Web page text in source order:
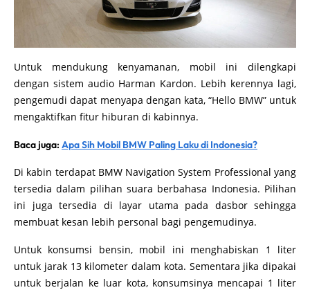
Untuk mendukung kenyamanan, mobil ini dilengkapi
dengan sistem audio Harman Kardon. Lebih kerennya lagi,
pengemudi dapat menyapa dengan kata, “Hello BMW” untuk
mengaktifkan fitur hiburan di kabinnya.
Baca juga: Apa Sih Mobil BMW Paling Laku di Indonesia?
Di kabin terdapat BMW Navigation System Professional yang
tersedia dalam pilihan suara berbahasa Indonesia. Pilihan
ini juga tersedia di layar utama pada dasbor sehingga
membuat kesan lebih personal bagi pengemudinya.
Untuk konsumsi bensin, mobil ini menghabiskan 1 liter
untuk jarak 13 kilometer dalam kota. Sementara jika dipakai
untuk berjalan ke luar kota, konsumsinya mencapai 1 liter